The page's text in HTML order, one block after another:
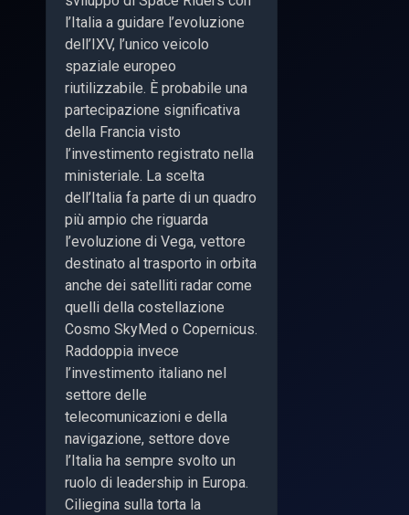
l’Italia a guidare l’evoluzione
dell’IXV, l’unico veicolo
spaziale europeo
riutilizzabile. È probabile una
partecipazione significativa
della Francia visto
l’investimento registrato nella
ministeriale. La scelta
dell’Italia fa parte di un quadro
più ampio che riguarda
l’evoluzione di Vega, vettore
destinato al trasporto in orbita
anche dei satelliti radar come
quelli della costellazione
Cosmo SkyMed o Copernicus.
Raddoppia invece
l’investimento italiano nel
settore delle
telecomunicazioni e della
navigazione, settore dove
l’Italia ha sempre svolto un
ruolo di leadership in Europa.
Ciliegina sulla torta la